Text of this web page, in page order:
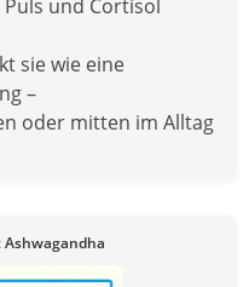
und Cortisol
sie wie eine
–
oder mitten im Alltag
Ashwagandha